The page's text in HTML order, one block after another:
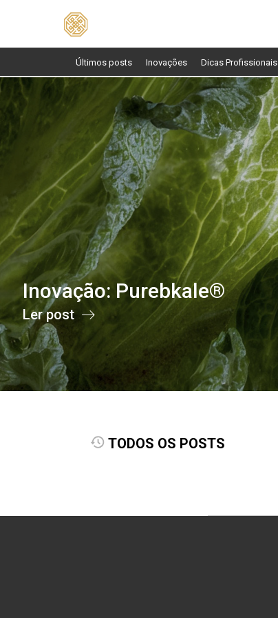
Últimos posts Inovações Dicas Profissionais
Inovação: Purebkale®
Ler post
TODOS OS POSTS